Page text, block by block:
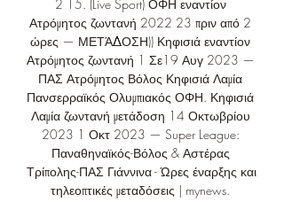
2 15. (Live Sport) ΟΦΗ εναντίον
Ατρόμητος ζωντανή 2022 23 πριν από 2
ώρες — ΜΕΤΆΔΟΣΗ)) Κηφισιά εναντίον
Ατρόμητος ζωντανή 1 Σε19 Αυγ 2023 —
ΠΑΣ Ατρόμητος Βόλος Κηφισιά Λαμία
Πανσερραϊκός Ολυμπιακός ΟΦΗ. Κηφισιά
Λαμία ζωντανή μετάδοση 14 Οκτωβρίου
2023 1 Οκτ 2023 — Super League:
Παναθηναϊκός-Βόλος & Αστέρας
Τρίπολης-ΠΑΣ Γιάννινα - Ώρες έναρξης και
τηλεοπτικές μεταδόσεις | mynews.